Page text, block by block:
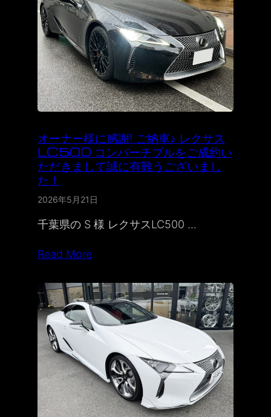
オーナー様に感謝! ご納車♪ レクサス
LC500 コンバーチブルをご成約い
ただきまして誠に有難うございまし
た！
2026年5月21日
千葉県の S 様 レクサスLC500 …
Read More